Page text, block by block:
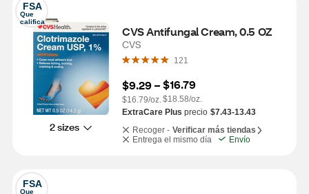
FSA
Que
califica
2 sizes
CVS Antifungal Cream, 0.5 OZ
CVS
121
$9.29 –
$16.79/oz.
$16.79
$18.58/oz.
ExtraCare Plus precio $7.43-13.43
Recoger - Verificar más tiendas
Entrega el mismo día
Envío
FSA
Que